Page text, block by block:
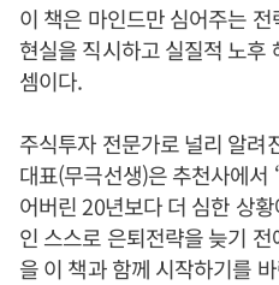
이 책은 마인드만 심어주는
현실을 직시하고 실질적 노후
셈이다.
주식투자 전문가로 널리 알려
대표(무극선생)은 추천사에
어버린 20년보다 더 심한 상
인 스스로 은퇴전략을 늦기
을 이 책과 함께 시작하기를